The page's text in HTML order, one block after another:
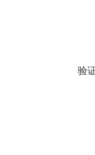
验